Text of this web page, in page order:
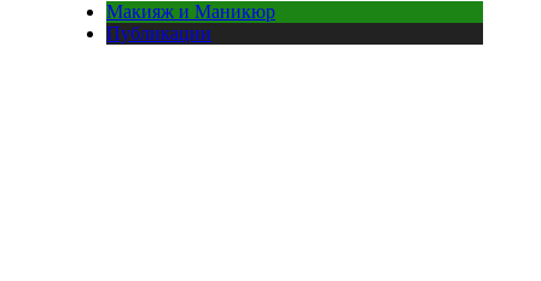
Макияж и Маникюр
Публикации